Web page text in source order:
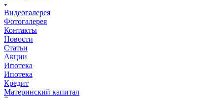
Видеогалерея
Фотогалерея
Контакты
Новости
Статьи
Акции
Ипотека
Ипотека
Кредит
Материнский капитал